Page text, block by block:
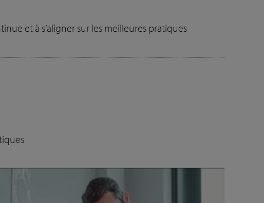
et à s’aligner sur les meilleures pratiques